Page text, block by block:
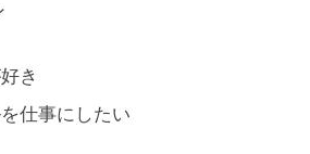
き
仕事にしたい